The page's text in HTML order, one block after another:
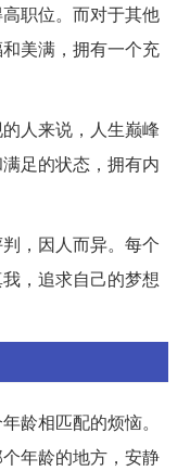
职位。而对于其他
美满，拥有一个充
人来说，人生巅峰
足的状态，拥有内
，因人而异。每个
，追求自己的梦想
龄相匹配的烦恼。
年龄的地方，安静